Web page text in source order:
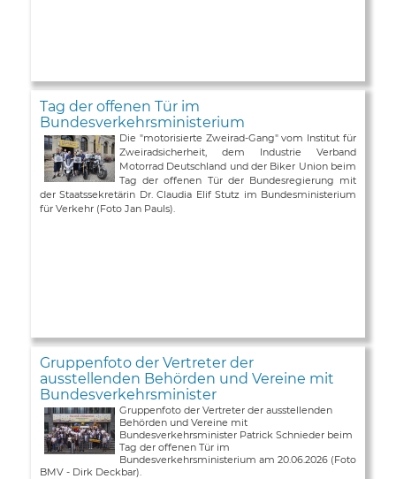
Tag der offenen Tür im
Bundesverkehrsministerium
Die "motorisierte Zweirad-Gang" vom Institut für
Zweiradsicherheit, dem Industrie Verband
Motorrad Deutschland und der Biker Union beim
Tag der offenen Tür der Bundesregierung mit
der Staatssekretärin Dr. Claudia Elif Stutz im Bundesministerium
für Verkehr (Foto Jan Pauls).
Gruppenfoto der Vertreter der
ausstellenden Behörden und Vereine mit
Bundesverkehrsminister
Gruppenfoto der Vertreter der ausstellenden
Behörden und Vereine mit
Bundesverkehrsminister Patrick Schnieder beim
Tag der offenen Tür im
Bundesverkehrsministerium am 20.06.2026 (Foto
BMV - Dirk Deckbar).